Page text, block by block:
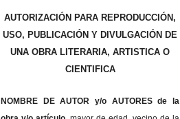
AUTORIZACIÓN PARA REPRODUCCIÓN,
USO, PUBLICACIÓN Y DIVULGACIÓN DE
UNA OBRA LITERARIA, ARTISTICA O
CIENTIFICA
NOMBRE DE AUTOR y/o AUTORES de la